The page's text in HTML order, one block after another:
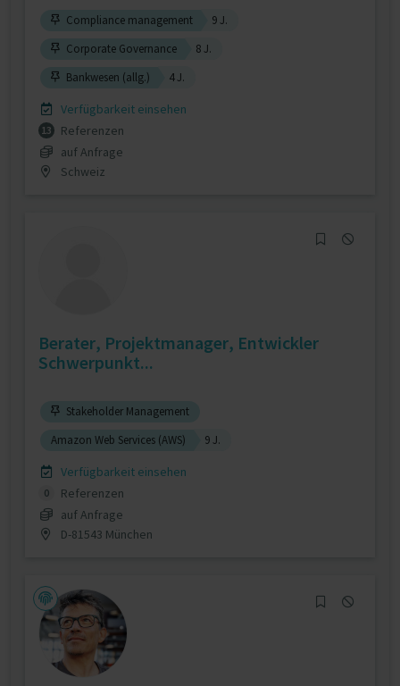
Compliance management
9 J.
Corporate Governance
8 J.
Bankwesen (allg.)
4 J.
Verfügbarkeit einsehen
13
Referenzen
auf Anfrage
Schweiz
Berater, Projektmanager, Entwickler
Schwerpunkt...
Stakeholder Management
Amazon Web Services (AWS)
9 J.
Verfügbarkeit einsehen
0
Referenzen
auf Anfrage
D-81543 München